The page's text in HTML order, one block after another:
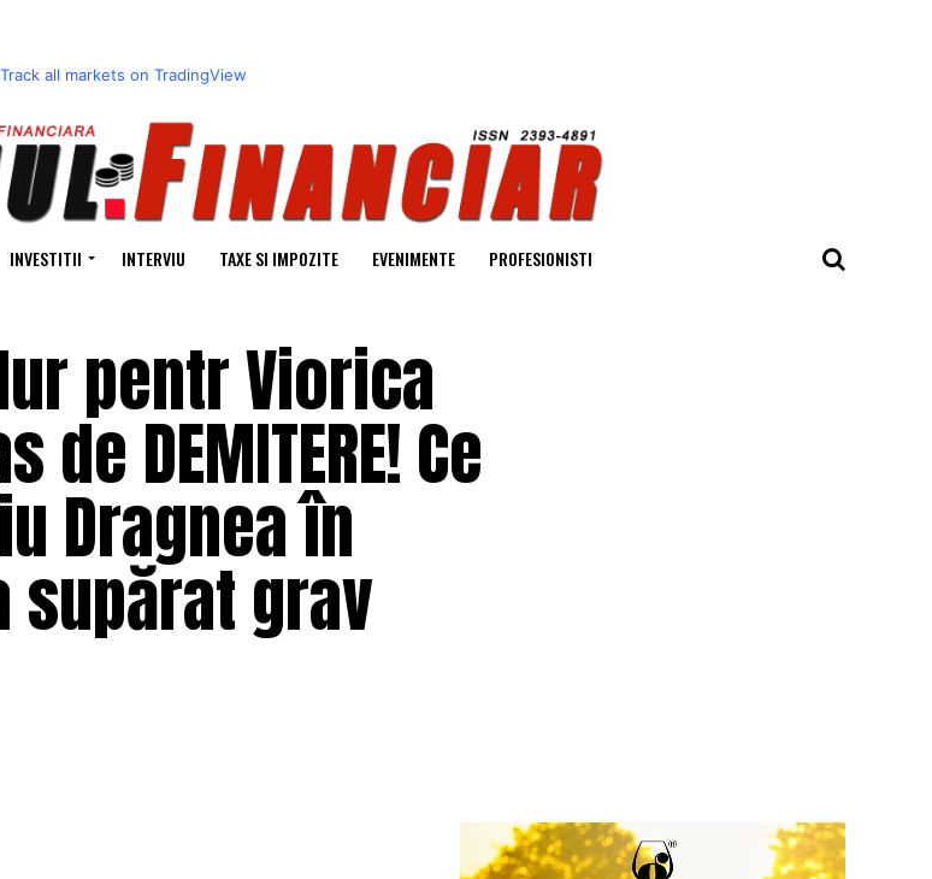
Track all markets on TradingView
INVESTITII INTERVIU TAXE SI IMPOZITE EVENIMENTE PROFESIONISTI
pentr Viorica
DEMITERE! Ce
Dragnea în
grav